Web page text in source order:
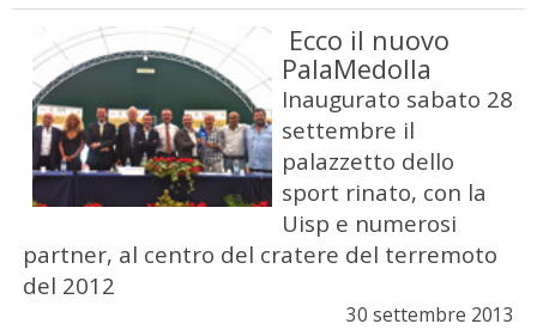
Ecco il nuovo
PalaMedolla
Inaugurato sabato 28
settembre il
palazzetto dello
sport rinato, con la
Uisp e numerosi
partner, al centro del cratere del terremoto
del 2012
30 settembre 2013